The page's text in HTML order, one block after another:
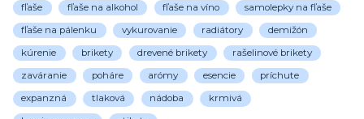
fľaše fľaše na alkohol fľaše na víno samolepky na fľaše
fľaše na pálenku vykurovanie radiátory demižón
kúrenie brikety drevené brikety rašelinové brikety
zaváranie poháre arómy esencie príchute
expanzná tlaková nádoba krmivá